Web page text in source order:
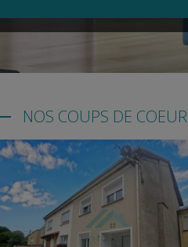
NOS COUPS DE COEUR